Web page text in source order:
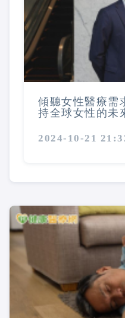
傾聽女性醫療
持全球女性的未
2024-10-21